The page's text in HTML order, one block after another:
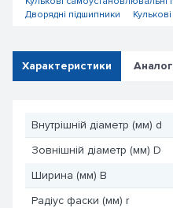
Дворядні підшипники
Характеристики
Внутрішній діаметр (мм) d
Зовнішній діаметр (мм) D
Ширина (мм) B
Радіус фаски (мм) r